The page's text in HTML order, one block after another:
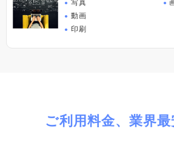
● 写真
● 動画
● 印刷
●
ご利⽤料⾦、業界最